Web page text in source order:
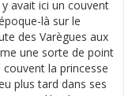
avait ici un couvent
là sur le
des Varègues aux
une sorte de point
couvent la princesse
plus tard dans ses